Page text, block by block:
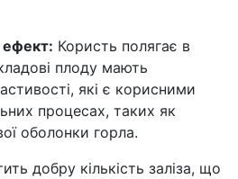
ефект: Користь полягає в
плоду мають
які є корисними
процесах, таких як
оболонки горла.
добру кількість заліза, що